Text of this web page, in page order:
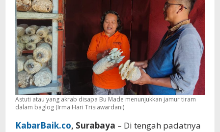
Ala
Smart
Farming
Astuti atau yang akrab disapa Bu Made menunjukkan jamur tiram
dalam baglog (Irma Hari Trisiawardani)
KabarBaik.co, Surabaya – Di tengah padatnya